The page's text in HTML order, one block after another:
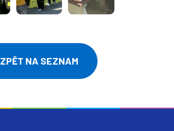
ZPĚT NA SEZNAM